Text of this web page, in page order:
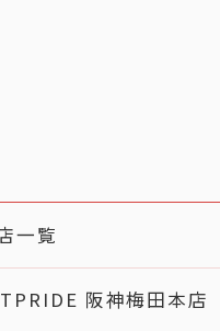
一覧
阪神梅田本店